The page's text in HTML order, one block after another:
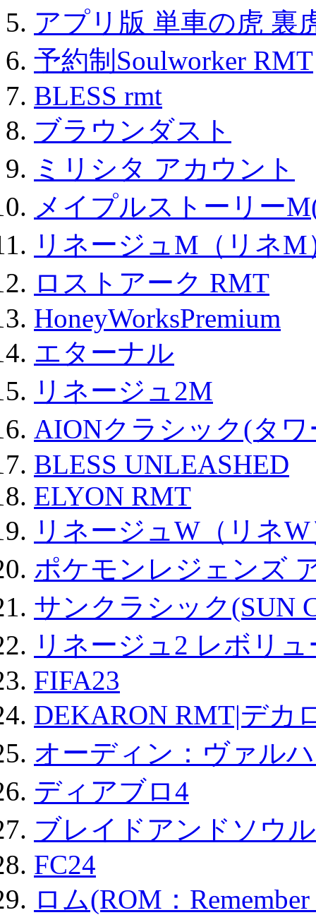
アプリ版 単車の虎 裏
予約制Soulworker RMT
BLESS rmt
ブラウンダスト
ミリシタ アカウント
メイプルストーリー
リネージュM（リネM
ロストアーク RMT
HoneyWorksPremium
エターナル
リネージュ2M
AIONクラシック(タ
BLESS UNLEASHED
ELYON RMT
リネージュW（リネ
ポケモンレジェンズ
サンクラシック(SUN
リネージュ2 レボリ
FIFA23
DEKARON RMT|デカ
オーディン：ヴァル
ディアブロ4
ブレイドアンドソウ
FC24
ロム(ROM：